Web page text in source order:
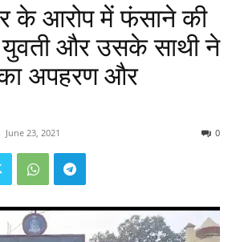
के आरोप में फंसाने की
और उसके साथी ने
अपहरण और
June 23, 2021 0